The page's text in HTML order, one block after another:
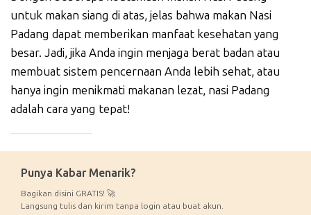
untuk makan siang di atas, jelas bahwa makan Nasi
Padang dapat memberikan manfaat kesehatan yang
besar. Jadi, jika Anda ingin menjaga berat badan atau
membuat sistem pencernaan Anda lebih sehat, atau
hanya ingin menikmati makanan lezat, nasi Padang
adalah cara yang tepat!
Punya Kabar Menarik?
Bagikan disini GRATIS! 🚀
Langsung tulis dan kirim tanpa login atau buat akun.